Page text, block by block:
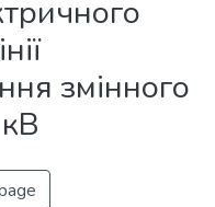
змінного